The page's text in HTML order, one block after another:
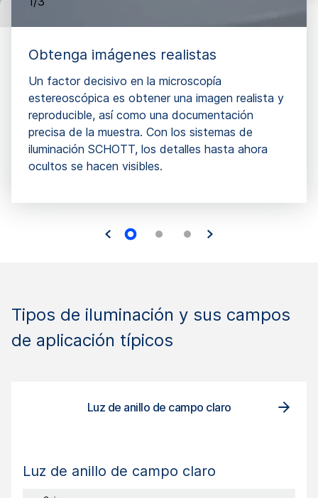
Obtenga imágenes realistas
Un factor decisivo en la microscopía
estereoscópica es obtener una imagen realista y
reproducible, así como una documentación
precisa de la muestra. Con los sistemas de
iluminación SCHOTT, los detalles hasta ahora
ocultos se hacen visibles.
Tipos de iluminación y sus campos
de aplicación típicos
Luz de anillo de campo claro
Luz de anillo de campo claro